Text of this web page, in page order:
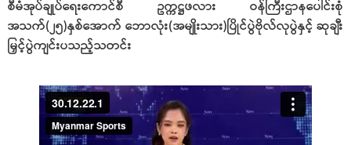
စီမံအုပ်ချုပ်ရေးကောင်စီ ဥက္ကဋ္ဌဖလား ဝန်ကြီးဌာနပေါင်းစုံ
အသက်(၂၅)နှစ်အောက် ဘောလုံး(အမျိုးသား)ပြိုင်ပွဲဗိုလ်လုပွဲနှင့် ဆုချီး
မြှင့်ပွဲကျင်းပသည့်သတင်း